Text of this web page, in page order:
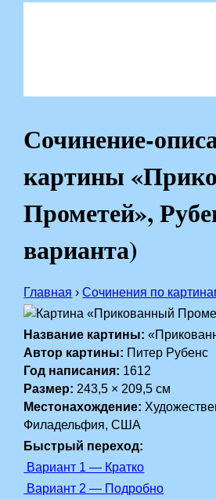
Сочинение-
картины
Прометей»,
варианта)
Главная › Сочинения по
Название картины:
Автор картины: Питер Рубенс
Год написания: 1612
Размер: 243,5 × 209,5 см
Местонахождение:
Филадельфия, США
Быстрый переход:
Вариант 1 — Кратко
Вариант 2 — Подробно